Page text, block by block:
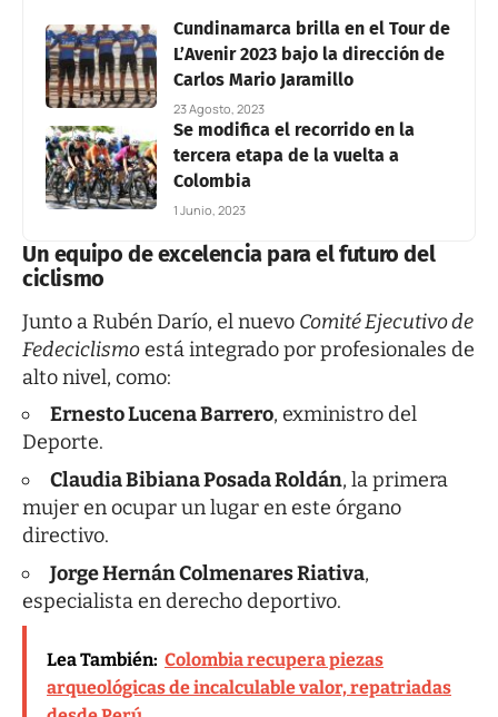
Cundinamarca brilla en el Tour de
L’Avenir 2023 bajo la dirección de
Carlos Mario Jaramillo
23 Agosto, 2023
Se modifica el recorrido en la
tercera etapa de la vuelta a
Colombia
1 Junio, 2023
Un equipo de excelencia para el futuro del
ciclismo
Junto a Rubén Darío, el nuevo Comité Ejecutivo de
Fedeciclismoestá integrado por profesionales de
alto nivel, como:
Ernesto Lucena Barrero, exministro del
Deporte.
Claudia Bibiana Posada Roldán, la primera
mujer en ocupar un lugar en este órgano
directivo.
Jorge Hernán Colmenares Riativa,
especialista en derecho deportivo.
Lea También: Colombia recupera piezas
arqueológicas de incalculable valor, repatriadas